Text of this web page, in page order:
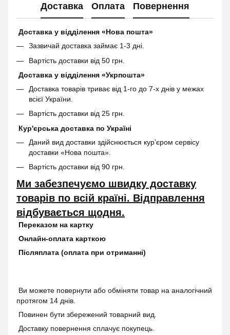
Доставка Оплата Повернення
Доставка у відділення «Нова пошта»
Зазвичай доставка займає 1-3 дні.
Вартість доставки від 50 грн.
Доставка у відділення «Укрпошта»
Доставка товарів триває від 1-го до 7-х днів у межах
всієї України.
Вартість доставки від 25 грн.
Кур'єрська доставка по Україні
Даний вид доставки здійснюється кур’єром сервісу
доставки «Нова пошта».
Вартість доставки від 90 грн.
Ми забезпечуємо швидку доставку
товарів по всій країні. Відправлення
відбувається щодня.
Переказом на картку
Онлайн-оплата карткою
Післяплата (оплата при отриманні)
Ви можете повернути або обміняти товар на аналогічний
протягом 14 днів.
Повинен бути збережений товарний вид.
Доставку повернення сплачує покупець.